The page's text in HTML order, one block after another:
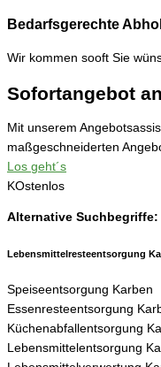
Bedarfsgerechte
Wir kommen sooft Sie
Sofortangebot
Mit unserem
maßgeschneiderten
Los geht´s
KOstenlos
Alternative Suchbegriffe:
Lebensmittelresteentsorgung
Speiseentsorgung Karben
Essenresteentsorgung
Küchenabfallentsorgung
Lebensmittelentsorgung